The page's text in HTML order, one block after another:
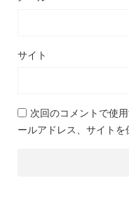
サイト
次回のコメントで使
ールアドレス、サイトを